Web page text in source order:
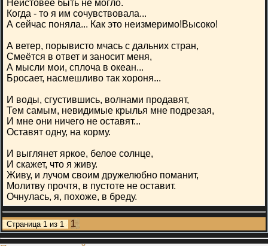
Неистовее быть не могло.
Когда - то я им сочувствовала...
А сейчас поняла... Как это неизмеримо!Высоко!
А ветер, порывисто мчась с дальних стран,
Смеётся в ответ и заносит меня,
А мысли мои, сплоча в океан...
Бросает, насмешливо так хороня...
И воды, сгустившись, волнами продавят,
Тем самым, невидимые крылья мне подрезая,
И мне они ничего не оставят...
Оставят одну, на корму.
И выглянет яркое, белое солнце,
И скажет, что я живу.
Живу, и лучом своим дружелюбно поманит,
Молитву прочтя, в пустоте не оставит.
Очнулась, я, похоже, в бреду.
Страница 1 из 1 1